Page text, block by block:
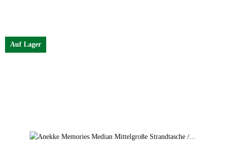
Auf Lager